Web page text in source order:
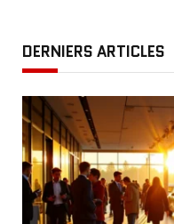
DERNIERS ARTICLES